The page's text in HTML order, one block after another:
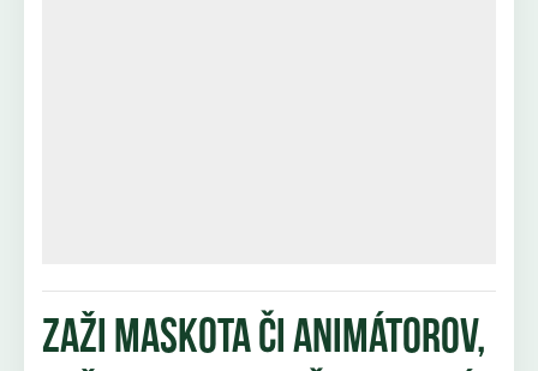
Zaži maskota či animátorov,